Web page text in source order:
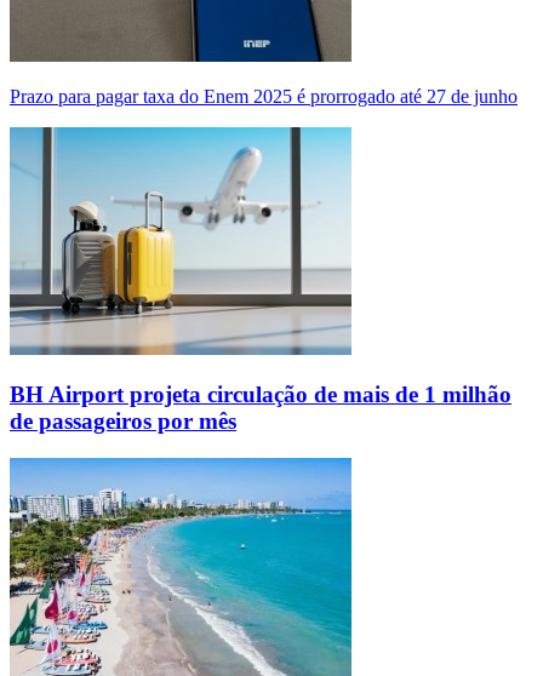
Prazo para pagar taxa do Enem 2025 é prorrogado até 27 de junho
BH Airport projeta circulação de mais de 1 milhão
de passageiros por mês